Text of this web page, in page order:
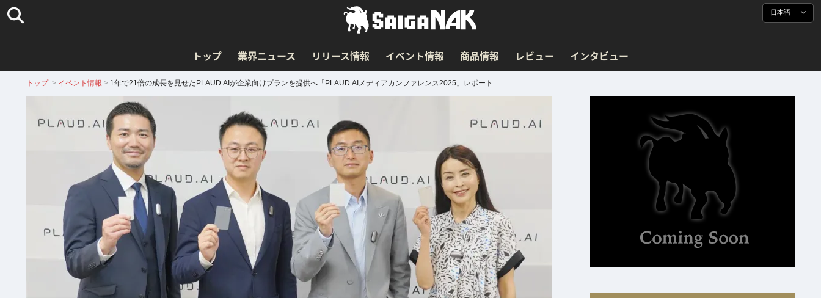
日本語
トップ 業界ニュース リリース情報 イベント情報 商品情報 レビュー インタビュー
トップ > イベント情報 > 1年で21倍の成長を見せたPLAUD.AIが企業向けプランを提供へ「PLAUD.AIメディアカンファレンス2025」レポート